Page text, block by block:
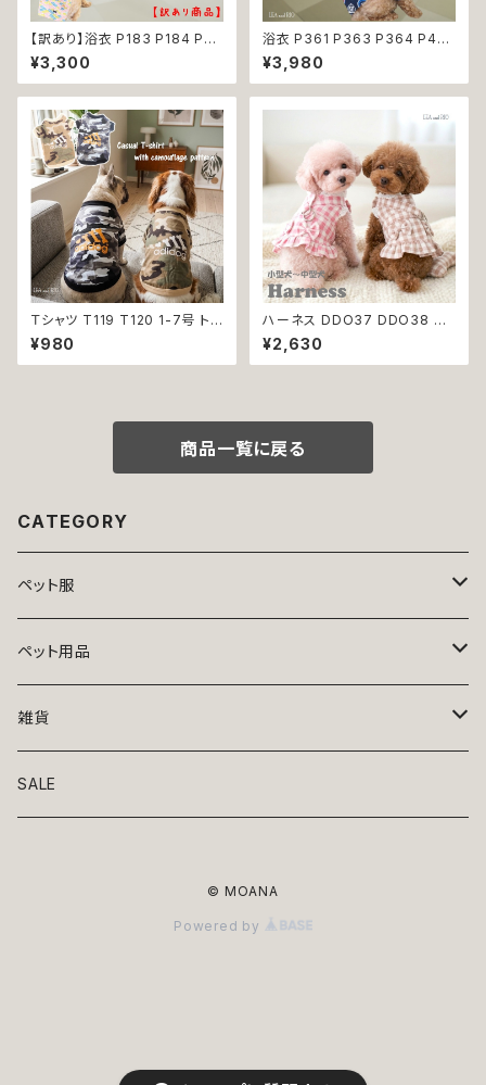
【訳あり】浴衣 P183 P184 P22
4ドッグウェア 男の子 ブルー イ
エロー ドッグ ウェア ドッグウエ
ア 犬 猫 ペット 服 犬服 和装 和
ウェーブ 青海波 小型犬 子犬 仔
犬
¥3,300
浴衣 P361 P363 P364 P40
3 ハンドメイド 手鞠 紺 ネイビ
ー 白 ホワイト きなり ドッグ ウ
ェア ドッグウエア 犬 猫 ペット
装 和柄 小型犬 子犬 仔犬 夏 返
¥3,980
Ｔシャツ T119 T120 1-7号 トッ
プス 小型犬用 スポーティー カ
ジュアル 骨 ボーン グレー ベー
ジュ カモフラ 迷彩柄 ドックウェ
¥980
ハーネス DDO37 DDO38 洋
服のようなハーネス 胴輪 チェッ
ク 散歩 お出掛け 引っ張り防止
小型犬 犬 猫 ペット 服 犬服 返
¥2,630
商品一覧に戻る
CATEGORY
ペット服
トップス
ニット
アロハ
ボトムス
ワンピース
ペット用品
ベッド
リード・首輪
雑貨
アート
SALE
© MOANA
Powered by